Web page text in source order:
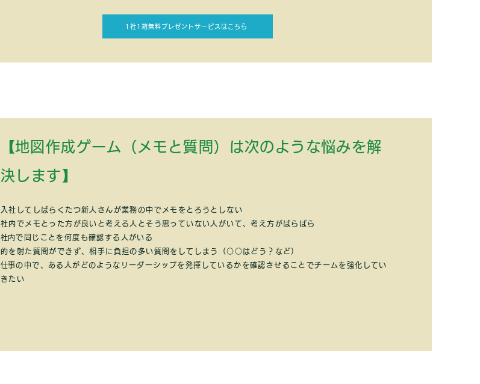
1社1箱無料プレゼントサービスはこちら
​【地図作成ゲーム（メモと質問）は次のような悩みを解
決します 】
入社してしばらくたつ新人さんが業務の中でメモをとろうとしない
社内でメモとった方が良いと考える人とそう思っていない人がいて、考え方がばらばら
​社内で同じことを何度も確認する人がいる
的を射た質問ができず、相手に負担の多い質問をしてしまう（○○はどう？など）
​仕事の中で、ある人がどのようなリーダーシップを発揮しているかを確認させることでチームを強化してい
きたい